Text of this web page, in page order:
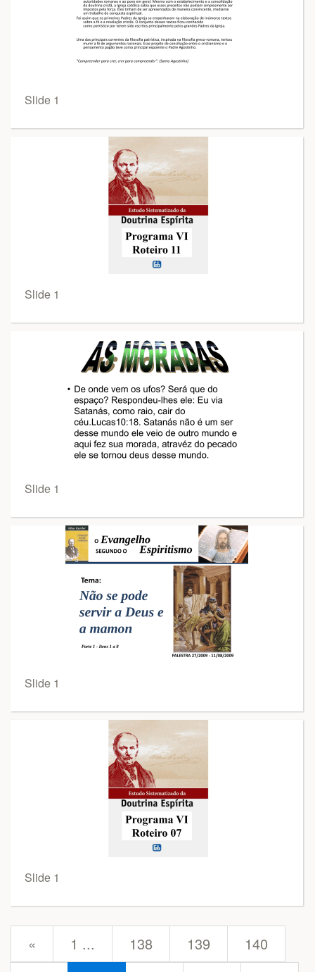
Slide 1
Slide 1
Slide 1
Slide 1
Slide 1
« 1 ... 138 139
140